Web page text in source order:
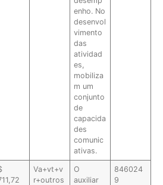
enho. No
desenvol
vimento
das
atividad
es,
mobiliza
m um
conjunto
de
capacida
des
comunic
ativas.
Va+vt+v
r+outros
O
auxiliar
846024
9